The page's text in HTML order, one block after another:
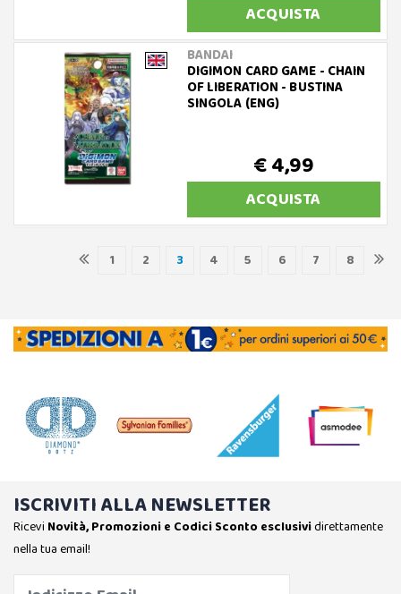
ACQUISTA
BANDAI
DIGIMON CARD GAME - CHAIN
OF LIBERATION - BUSTINA
SINGOLA (ENG)
€ 4,99
ACQUISTA
1 2 3 4 5 6 7 8
ISCRIVITI ALLA NEWSLETTER
Ricevi Novità, Promozioni e Codici Sconto esclusividirettamente
nella tua email!